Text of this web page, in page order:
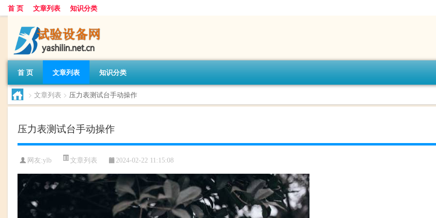
首 页 文章列表 知识分类
首 页 文章列表 知识分类
> 文章列表 > 压力表测试台手动操作
压力表测试台手动操作
网友:ylb 文章列表 2024-02-22 11:15:08